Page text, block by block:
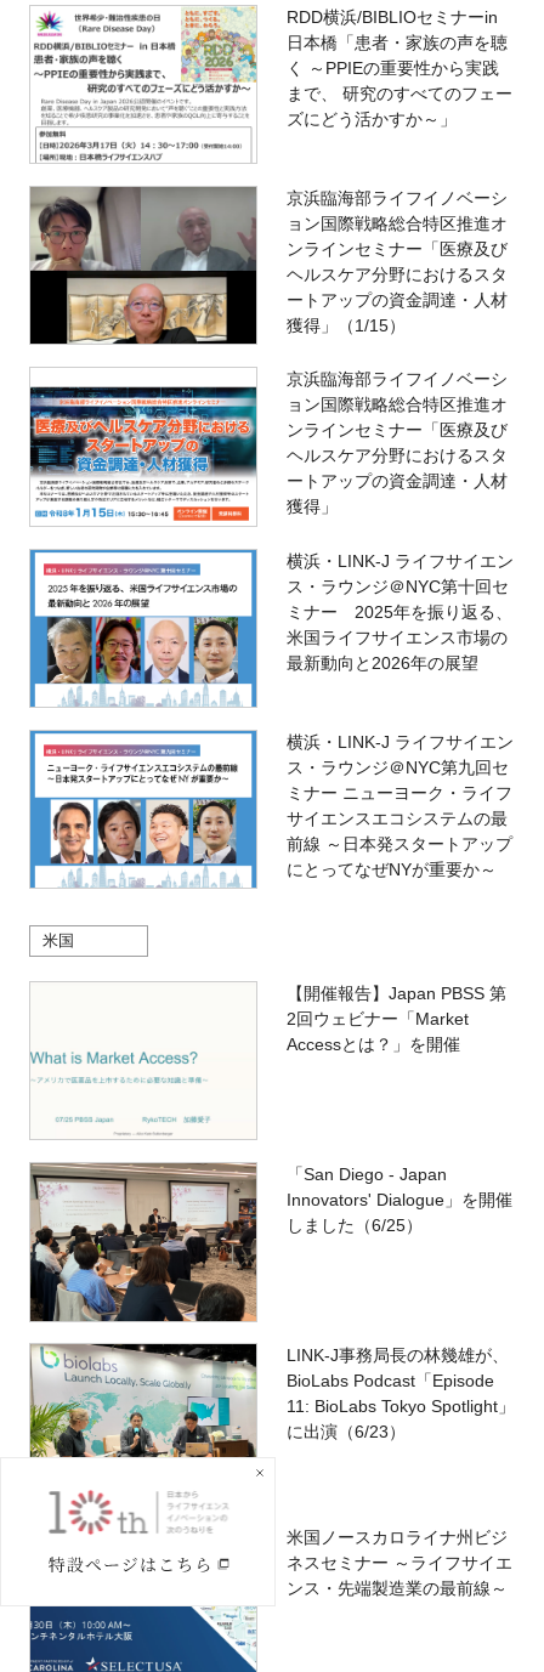
RDD横浜/BIBLIOセミナーin
日本橋「患者・家族の声を聴
く ～PPIEの重要性から実践
まで、 研究のすべてのフェー
ズにどう活かすか～」
京浜臨海部ライフイノベーシ
ョン国際戦略総合特区推進オ
ンラインセミナー「医療及び
ヘルスケア分野におけるスタ
ートアップの資金調達・人材
獲得」（1/15）
京浜臨海部ライフイノベーシ
ョン国際戦略総合特区推進オ
ンラインセミナー「医療及び
ヘルスケア分野におけるスタ
ートアップの資金調達・人材
獲得」
横浜・LINK-J ライフサイエン
ス・ラウンジ＠NYC第十回セ
ミナー 2025年を振り返る、
米国ライフサイエンス市場の
最新動向と2026年の展望
横浜・LINK-J ライフサイエン
ス・ラウンジ＠NYC第九回セ
ミナー ニューヨーク・ライフ
サイエンスエコシステムの最
前線 ～日本発スタートアップ
にとってなぜNYが重要か～
米国
【開催報告】Japan PBSS 第
2回ウェビナー「Market
Accessとは？」を開催
「San Diego - Japan
Innovators' Dialogue」を開催
しました（6/25）
LINK-J事務局長の林幾雄が、
BioLabs Podcast「Episode
11: BioLabs Tokyo Spotlight」
に出演（6/23）
米国ノースカロライナ州ビジ
ネスセミナー ～ライフサイエ
ンス・先端製造業の最前線～